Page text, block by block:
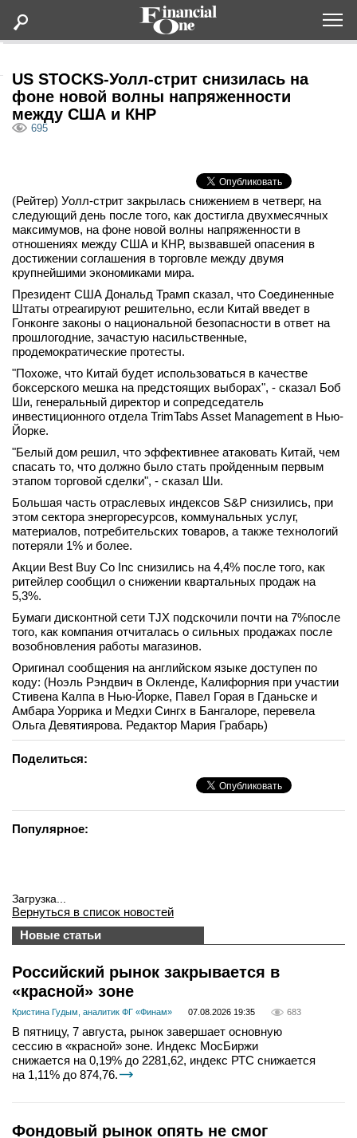
Статьи
Lifestyle
Мероприятия
Интервью
вконтакте
телеграм
Вход
US STOCKS-Уолл-стрит снизилась на
фоне новой волны напряженности
между США и КНР
695
(Рейтер) Уолл-стрит закрылась снижением в четверг, на
следующий день после того, как достигла двухмесячных
максимумов, на фоне новой волны напряженности в
отношениях между США и КНР, вызвавшей опасения в
достижении соглашения в торговле между двумя
крупнейшими экономиками мира.
Президент США Дональд Трамп сказал, что Соединенные
Штаты отреагируют решительно, если Китай введет в
Гонконге законы о национальной безопасности в ответ на
прошлогодние, зачастую насильственные,
продемократические протесты.
"Похоже, что Китай будет использоваться в качестве
боксерского мешка на предстоящих выборах", - сказал Боб
Ши, генеральный директор и сопредседатель
инвестиционного отдела TrimTabs Asset Management в Нью-
Йорке.
"Белый дом решил, что эффективнее атаковать Китай, чем
спасать то, что должно было стать пройденным первым
этапом торговой сделки", - сказал Ши.
Большая часть отраслевых индексов S&P снизились, при
этом сектора энергоресурсов, коммунальных услуг,
материалов, потребительских товаров, а также технологий
потеряли 1% и более.
Акции Best Buy Co Inc снизились на 4,4% после того, как
ритейлер сообщил о снижении квартальных продаж на
5,3%.
Бумаги дисконтной сети TJX подскочили почти на 7%после
того, как компания отчиталась о сильных продажах после
возобновления работы магазинов.
Оригинал сообщения на английском языке доступен по
коду: (Ноэль Рэндвич в Окленде, Калифорния при участии
Стивена Калпа в Нью-Йорке, Павел Горая в Гданьске и
Амбара Уоррика и Медхи Сингх в Бангалоре, перевела
Ольга Девятиярова. Редактор Мария Грабарь)
Поделиться:
Популярное:
Загрузка...
Вернуться в список новостей
Новые статьи
Российский рынок закрывается в
«красной» зоне
Кристина Гудым, аналитик ФГ «Финам» 07.08.2026 19:35 683
В пятницу, 7 августа, рынок завершает основную
сессию в «красной» зоне. Индекс МосБиржи
снижается на 0,19% до 2281,62, индекс РТС снижается
на 1,11% до 874,76.
Фондовый рынок опять не смог